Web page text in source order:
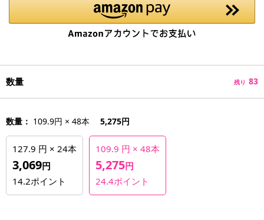
数量 残り 83
数量： 109.9円 × 48本 5,275円
127.9 円 × 24本
3,069円
14.2ポイント
109.9 円 × 48本
5,275円
24.4ポイント